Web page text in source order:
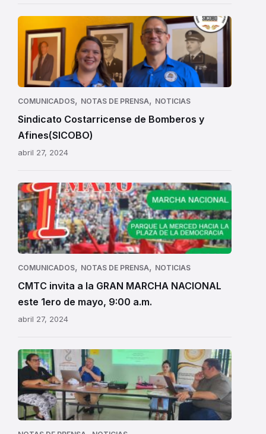
COMUNICADOS, NOTAS DE PRENSA, NOTICIAS
Sindicato Costarricense de Bomberos y
Afines(SICOBO)
abril 27, 2024
COMUNICADOS, NOTAS DE PRENSA, NOTICIAS
CMTC invita a la GRAN MARCHA NACIONAL
este 1ero de mayo, 9:00 a.m.
abril 27, 2024